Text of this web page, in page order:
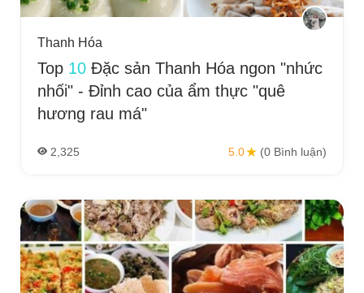
Thanh Hóa
Top 10 Đặc sản Thanh Hóa ngon "nhức
nhối" - Đỉnh cao của ẩm thực "quê
hương rau má"
2,325 5.0 (0 Bình luận)